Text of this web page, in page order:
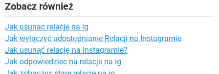
Zobacz również
Jak usunac relacje na ig
Jak wyłączyć udostępnianie Relacji na Instagramie
Jak usunąć relację na Instagramie?
Jak odpowiedziec na relacje na ig